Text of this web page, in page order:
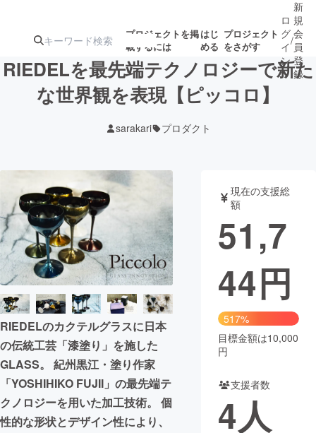
プロジェクトを掲
載するには
はじ
める
プロジェクト
をさがす
注目の新着プロ
ジェクト
募集終了が近いプ
ロジェクト
アート・写真 音楽
テクノロジー・ガジェット ゲーム・
映像・映画 書籍・雑誌
ビジネス・起業 チャレンジ
まちづくり・地域活性化
CAMPFIRE for Social Good
CAMPFIRE Creation
CAMPFIREふるさと納税machi-ya コミュニティ
ロ
グ
イ
ン
/
新
規
会
員
登
録
RIEDELを最先端テクノロジーで新た
な世界観を表現【ピッコロ】
sarakari プロダクト
RIEDELのカクテルグラスに日本
の伝統工芸「漆塗り」を施した
GLASS。 紀州黒江・塗り作家
「YOSHIHIKO FUJII」の最先端テ
クノロジーを用いた加工技術。 個
性的な形状とデザイン性により、
現在の支援総
額
51,7
44円
517%
目標金額は10,000
円
支援者数
4人